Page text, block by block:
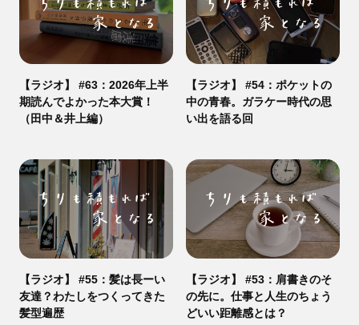
【ラジオ】 #63：2026年上半
期読んでよかった本大賞！
（田中＆井上編）
【ラジオ】 #54：ポケットの
中の青春。ガラケー時代の思
い出を語る回
【ラジオ】 #55：髪は長ーい
友達？わたしをつくってきた
髪型遍歴
【ラジオ】 #53：肩書きのそ
の先に。仕事と人生のちょう
どいい距離感とは？